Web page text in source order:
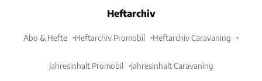
Heftarchiv
Abo & Hefte Heftarchiv Promobil Heftarchiv Caravaning
Jahresinhalt Promobil Jahresinhalt Caravaning